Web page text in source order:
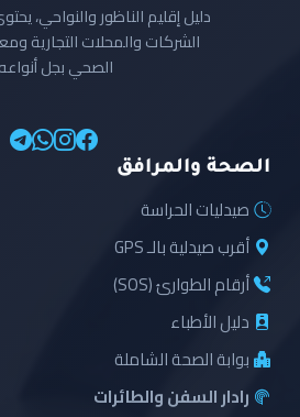
دليل إقليم الناظور والنواحي،
الشركات والمحلات التجارية
الصحي بجل
الصحة والمرافق
صيدليات الحراسة
أقرب صيدلية بالـ GPS
أرقام الطوارئ (SOS)
دليل الأطباء
بوابة الصحة الشاملة
رادار السفن والطائرات